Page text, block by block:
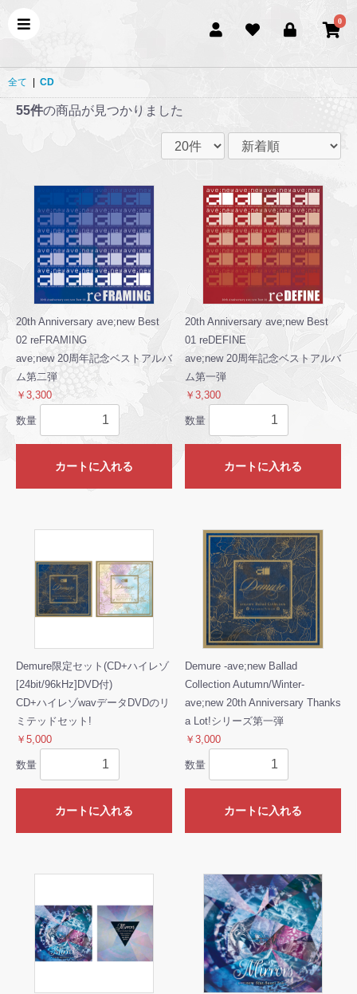
0
全て CD
55件の商品が見つかりました
20th Anniversary ave;new Best
02 reFRAMING
ave;new 20周年記念ベストアルバ
ム第二弾
￥3,300
数量
カートに入れる
20th Anniversary ave;new Best
01 reDEFINE
ave;new 20周年記念ベストアルバ
ム第一弾
￥3,300
数量
カートに入れる
Demure限定セット(CD+ハイレゾ
[24bit/96kHz]DVD付)
CD+ハイレゾwavデータDVDのリ
ミテッドセット!
￥5,000
数量
カートに入れる
Demure -ave;new Ballad
Collection Autumn/Winter-
ave;new 20th Anniversary Thanks
a Lot!シリーズ第一弾
￥3,000
数量
カートに入れる